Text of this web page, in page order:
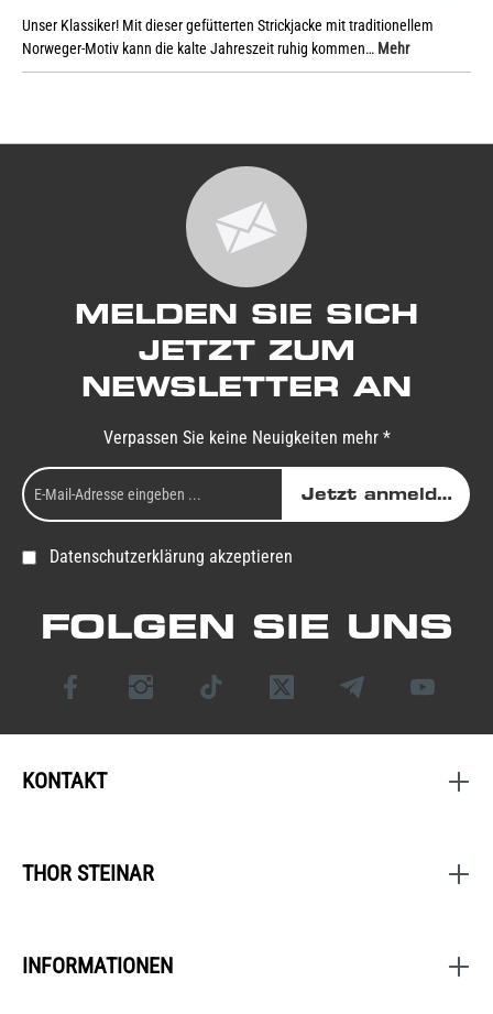
Unser Klassiker! Mit dieser gefütterten Strickjacke mit traditionellem
Norweger-Motiv kann die kalte Jahreszeit ruhig kommen… Mehr
MELDEN SIE SICH
JETZT ZUM
NEWSLETTER AN
Verpassen Sie keine Neuigkeiten mehr *
Jetzt anmelden
Datenschutzerklärung akzeptieren
FOLGEN SIE UNS
KONTAKT
THOR STEINAR
INFORMATIONEN